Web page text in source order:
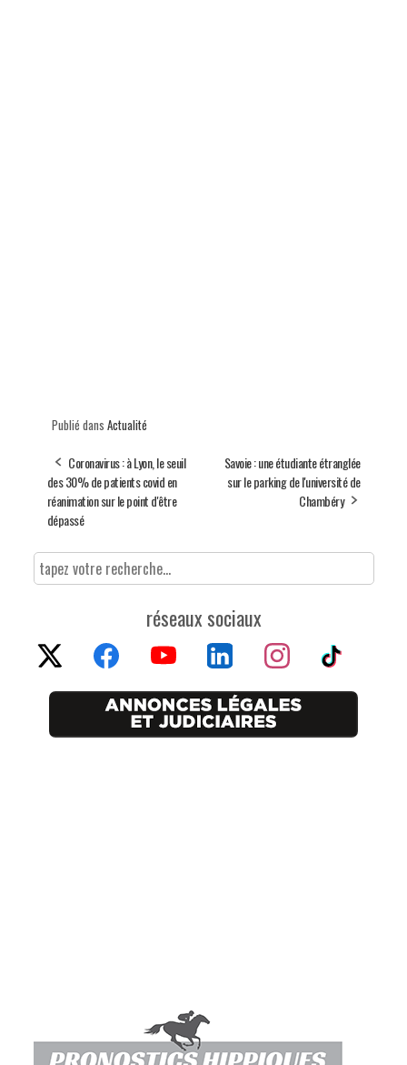
Publié dans Actualité
Coronavirus : à Lyon, le seuil
des 30% de patients covid en
réanimation sur le point d'être
dépassé
Savoie : une étudiante étranglée
sur le parking de l'université de
Chambéry
réseaux sociaux